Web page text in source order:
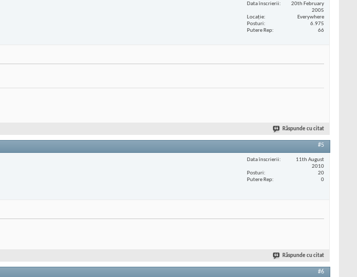
Data înscrierii
20th February
2005
Locaţie
Everywhere
Posturi
6.975
Putere Rep
66
Răspunde cu citat
#5
Data înscrierii
11th August
2010
Posturi
20
Putere Rep
0
Răspunde cu citat
#6